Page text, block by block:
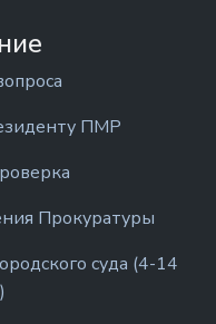
ПМР
Прокуратуры
суда (4-14